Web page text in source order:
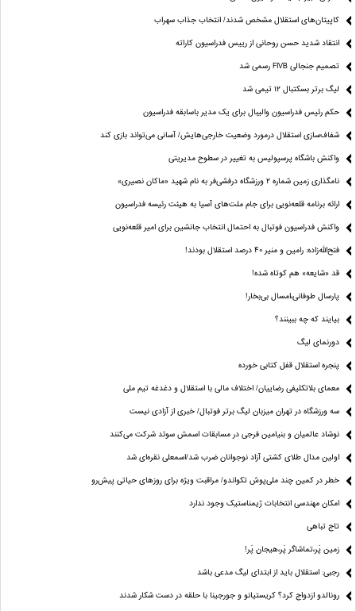
کاپیتان‌های استقلال مشخص شدند/ انتخاب جذاب سهراب
انتقاد شدید حسن روحانی از رییس فدراسیون کاراته
تصمیم جنجالی FIVB رسمی شد
لیگ برتر بسکتبال ۱۲ تیمی شد
حکم رئیس فدراسیون والیبال برای یک مدیر باسابقه فدراسیون
شفاف‌سازی استقلال درمورد وضعیت خارجی‌هایش/ آسانی می‌تواند بازی کند
واکنش باشگاه پرسپولیس به تغییر در سطوح مدیریتی
نامگذاری زمین شماره ۲ ورزشگاه درفشی‌فر به نام شهید «ماکان نصیری»
ارائه برنامه‌ قلعه‌نویی برای جام ملت‌های آسیا به هیئت رئیسه فدراسیون
واکنش فدراسیون فوتبال به احتمال انتخاب جانشین برای امیر قلعه‌نویی
فتح‌الله‌زاده: رامین و منیر 40 درصد استقلال بودند!
قد «شایعه» هم کوتاه شده!
پارسال طوفانی،امسال بی‌بخار!
بیایند که چه ببینند؟
دورنمای لیگ
پنجره‌ استقلال قفل کتابی خورده
معمای بلاتکلیفی رضاییان/ اختلاف مالی با استقلال و دغدغه تیم ملی
سه ورزشگاه در تهران میزبان لیگ برتر فوتبال/ خبری از آزادی نیست
نوشاد عالمیان و بنیامین فرجی در مسابقات اسمش سوئد شرکت می‌کنند
اولین مدال طلای کشتی آزاد نوجوانان ضرب شد/اسمعلی نقره‌ای شد
خطر در کمین چند ملی‌پوش تکواندو/ مراقبت ویژه برای روزهای حیاتی پیش‌رو
امکان مهندسی انتخابات ژیمناستیک وجود ندارد
تاج تباهی
زمین پَر،تماشاگر پَر،هیجان پَر!
رجبی: استقلال باید از ابتدای لیگ مدعی باشد
رونالدو ازدواج کرد؟ کریستیانو و جورجینا با حلقه در دست شکار شدند